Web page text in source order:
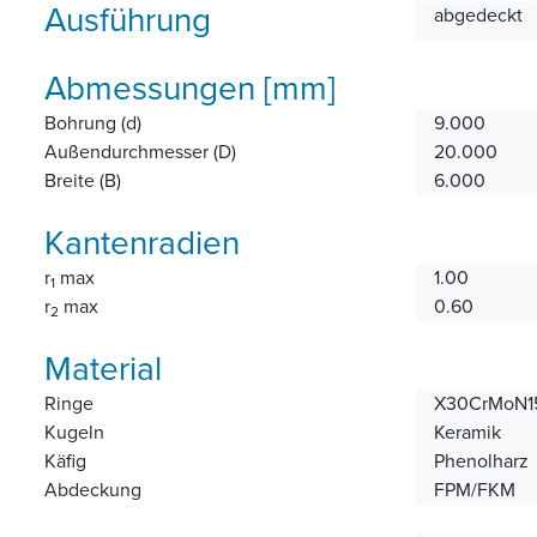
Ausführung abgedeckt
Abmessungen [mm]
Bohrung (d)
9.000
Außendurchmesser (D)
20.000
Breite (B)
6.000
Kantenradien
r1 max
1.00
r2 max 0.60
Material
Ringe
Kugeln
Keramik
Käfig
Phenolharz
Abdeckung
FPM/FKM